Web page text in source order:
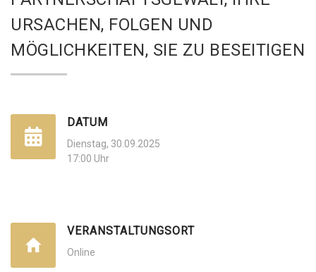
URSACHEN, FOLGEN UND
MÖGLICHKEITEN, SIE ZU BESEITIGEN
DATUM
Dienstag, 30.09.2025
17:00 Uhr
VERANSTALTUNGSORT
Online